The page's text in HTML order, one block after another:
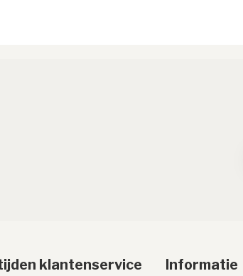
klantenservice Informatie